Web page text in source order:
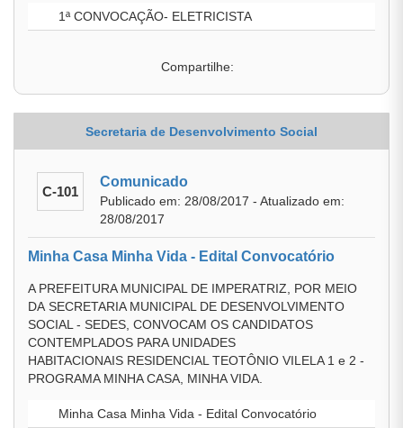
1ª CONVOCAÇÃO- ELETRICISTA
Compartilhe:
Secretaria de Desenvolvimento Social
C-101
Comunicado
Publicado em: 28/08/2017 - Atualizado em:
28/08/2017
Minha Casa Minha Vida - Edital Convocatório
A PREFEITURA MUNICIPAL DE IMPERATRIZ, POR MEIO
DA SECRETARIA MUNICIPAL DE DESENVOLVIMENTO
SOCIAL - SEDES, CONVOCAM OS CANDIDATOS
CONTEMPLADOS PARA UNIDADES
HABITACIONAIS RESIDENCIAL TEOTÔNIO VILELA 1 e 2 -
PROGRAMA MINHA CASA, MINHA VIDA.
Minha Casa Minha Vida - Edital Convocatório